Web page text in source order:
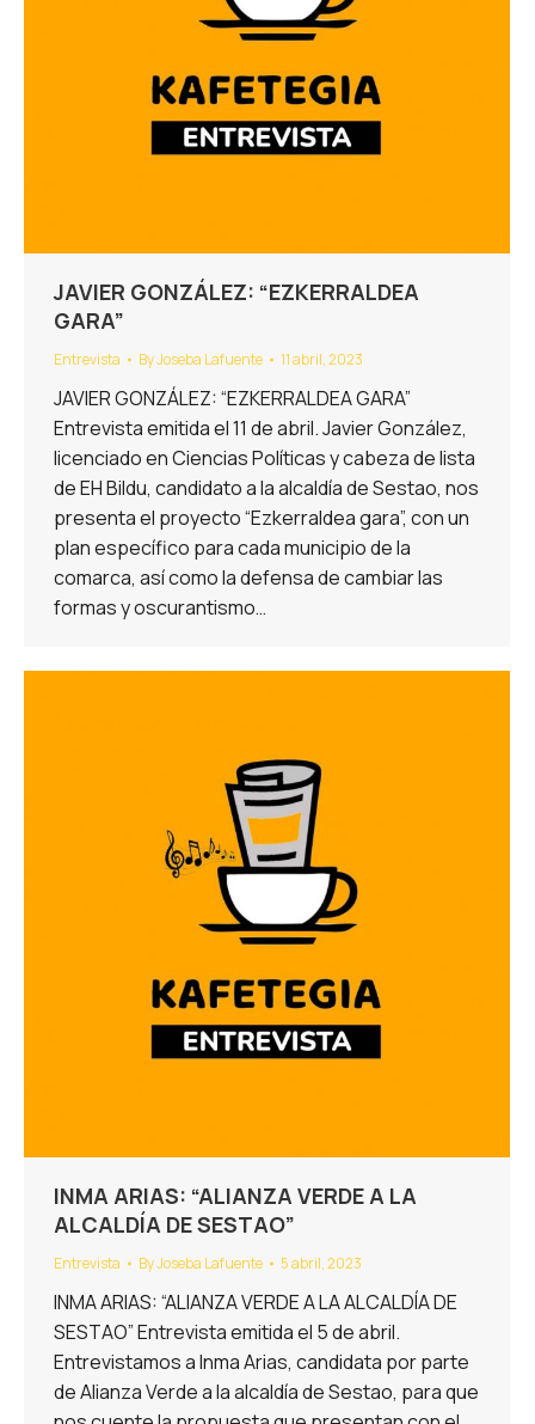
JAVIER GONZÁLEZ: “EZKERRALDEA
GARA”
Entrevista ByJoseba Lafuente 11 abril, 2023
JAVIER GONZÁLEZ: “EZKERRALDEA GARA”
Entrevista emitida el 11 de abril. Javier González,
licenciado en Ciencias Políticas y cabeza de lista
de EH Bildu, candidato a la alcaldía de Sestao, nos
presenta el proyecto “Ezkerraldea gara”, con un
plan específico para cada municipio de la
comarca, así como la defensa de cambiar las
formas y oscurantismo…
INMA ARIAS: “ALIANZA VERDE A LA
ALCALDÍA DE SESTAO”
Entrevista ByJoseba Lafuente 5 abril, 2023
INMA ARIAS: “ALIANZA VERDE A LA ALCALDÍA DE
SESTAO” Entrevista emitida el 5 de abril.
Entrevistamos a Inma Arias, candidata por parte
de Alianza Verde a la alcaldía de Sestao, para que